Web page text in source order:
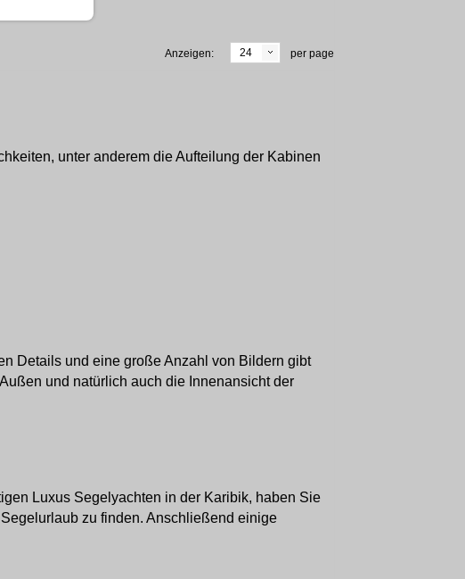
Anzeigen: 24 per page
unter anderem die Aufteilung der Kabinen
Details und eine große Anzahl von Bildern gibt
und natürlich auch die Innenansicht der
Luxus Segelyachten in der Karibik, haben Sie
zu finden. Anschließend einige